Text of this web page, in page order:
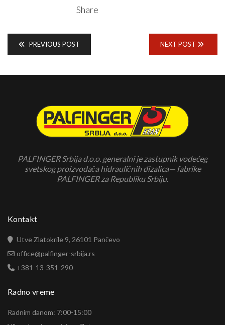
Share
PREVIOUS POST NEXT POST
PALFINGER Srbija d.o.o. generalni je zastupnik vodećeg
svetskog proizvodača hidrauličnih dizalica— fabrike
PALFINGER za Republiku Srbiju.
Kontakt
Utve Zlatokrile 9, 26101 Pančevo
office@palfinger-srbija.rs
+381-13-351-290
Radno vreme
Radnim danom: 7:00-15:00